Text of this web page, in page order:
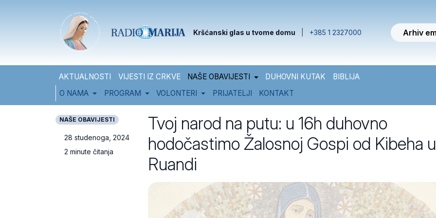
Kršćanski glas u tvome domu +385 1 2327000 Arhiv
AKTUALNOSTI VIJESTI IZ CRKVE NAŠE OBAVIJESTI DUHOVNI KUTAK
BIBLIJA
O NAMA
PROGRAM VOLONTERI PRIJATELJI KONTAKT
NAŠE OBAVIJESTI
28 studenoga, 2024
2 minute čitanja
Tvoj narod na putu: u 16h duhovno
hodočastimo Žalosnoj Gospi od Kibeha u
Ruandi